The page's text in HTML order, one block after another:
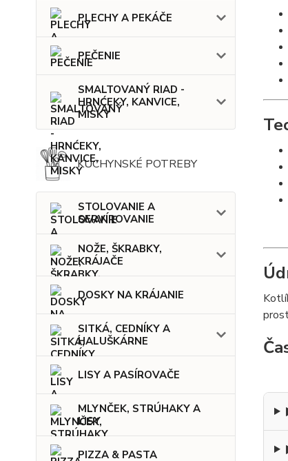
PLECHY A PEKÁČE
PEČENIE
SMALTOVANÝ RIAD -
HRNĆEKY, KANVICE,
MISKY
KUCHYNSKÉ POTREBY
STOLOVANIE A
SERVÍROVANIE
NOŽE, ŠKRABKY,
KRÁJAČE
DOSKY NA KRÁJANIE
SITKÁ, CEDNÍKY A
HALUŠKÁRNE
LISY A PASÍROVAČE
MLYNČEK, STRÚHAKY A
LISY
PIZZA & PASTA